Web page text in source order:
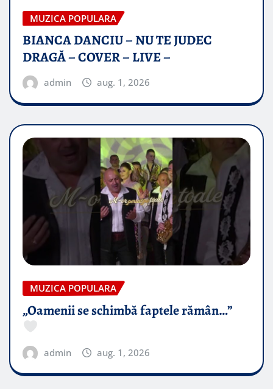
MUZICA POPULARA
BIANCA DANCIU – NU TE JUDEC
DRAGĂ – COVER – LIVE –
admin aug. 1, 2026
MUZICA POPULARA
„Oamenii se schimbă faptele rămân…”
admin aug. 1, 2026